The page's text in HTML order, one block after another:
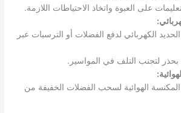
على العبوة واتخاذ الاحتياطات اللازمة.
الكهربائي لدفع الفضلات أو الترسبات عبر
لتجنب التلف في المواسير.
الهوائية لسحب الفضلات الخفيفة من